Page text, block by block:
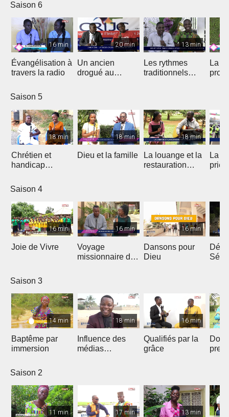
Saison 6
16 min
Évangélisation à
travers la radio
20 min
Un ancien
drogué au
13 min
Les rythmes
traditionnels
La
Saison 5
18 min
Chrétien et
handicap
18 min
Dieu et la famille
18 min
La louange et la
restauration
La
Saison 4
16 min
Joie de Vivre
16 min
Voyage
missionnaire de
16 min
Dansons pour
Dieu
Saison 3
14 min
Baptême par
immersion
18 min
Influence des
médias
16 min
Qualifiés par la
grâce
Saison 2
11 min 17 min 13 min